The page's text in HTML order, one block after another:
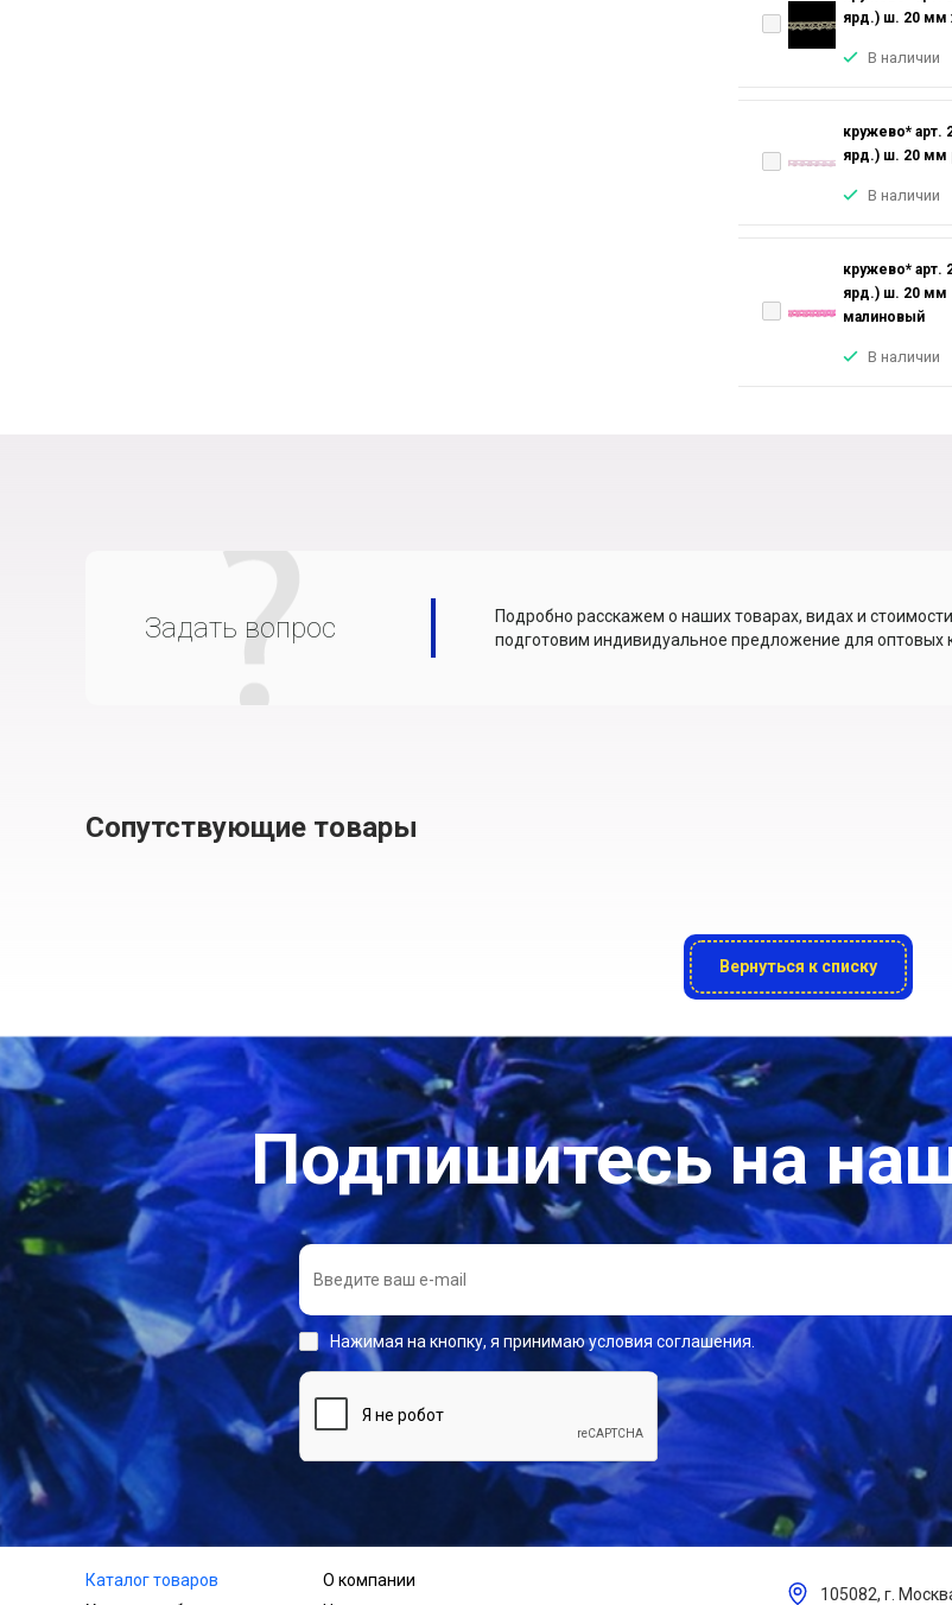
ярд.) ш. 20 мм
В наличии
кружево* арт.
ярд.) ш. 20 мм
В наличии
кружево* арт.
ярд.) ш. 20 мм
малиновый
В наличии
Задать вопрос
Подробно расскажем о наших товарах, видах и
подготовим индивидуальное предложение для оптовых
Сопутствующие товары
Вернуться к списку
Подпишитесь на
Нажимая на кнопку, я принимаю условия соглашения.
Каталог товаров
О компании
105082, г.